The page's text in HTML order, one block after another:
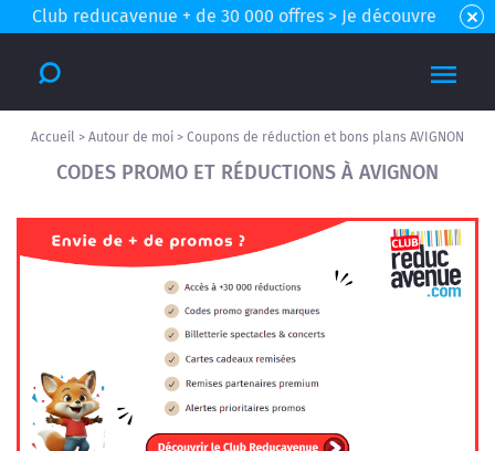
Club reducavenue + de 30 000 offres > Je découvre
Accueil > Autour de moi > Coupons de réduction et bons plans AVIGNON
CODES PROMO ET RÉDUCTIONS À AVIGNON